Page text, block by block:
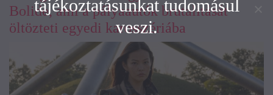
Bolide, ami a pályaautók brutalitását
öltözteti egyedi karosszériába
tájékoztatásunkat tudomásul
veszi.